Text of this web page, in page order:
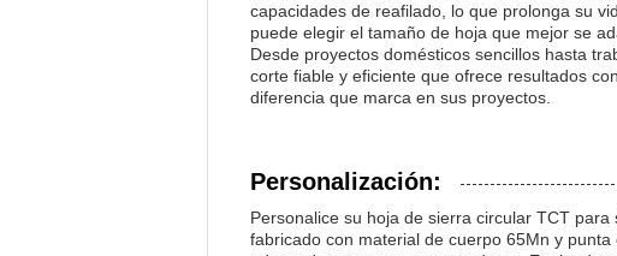
capacidades de reafilado, lo que prolonga su
puede elegir el tamaño de hoja que mejor se
Desde proyectos domésticos sencillos hasta
corte fiable y eficiente que ofrece resultados
diferencia que marca en sus proyectos.
Personalización:
Personalice su hoja de sierra circular TCT
fabricado con material de cuerpo 65Mn y